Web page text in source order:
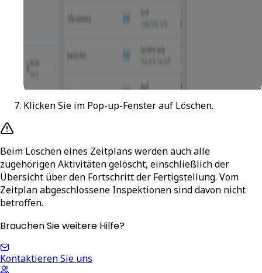
Klicken Sie im Pop-up-Fenster auf Löschen.
Beim Löschen eines Zeitplans werden auch alle
zugehörigen Aktivitäten gelöscht, einschließlich der
Übersicht über den Fortschritt der Fertigstellung. Vom
Zeitplan abgeschlossene Inspektionen sind davon nicht
betroffen.
Brauchen Sie weitere Hilfe?
Kontaktieren Sie uns